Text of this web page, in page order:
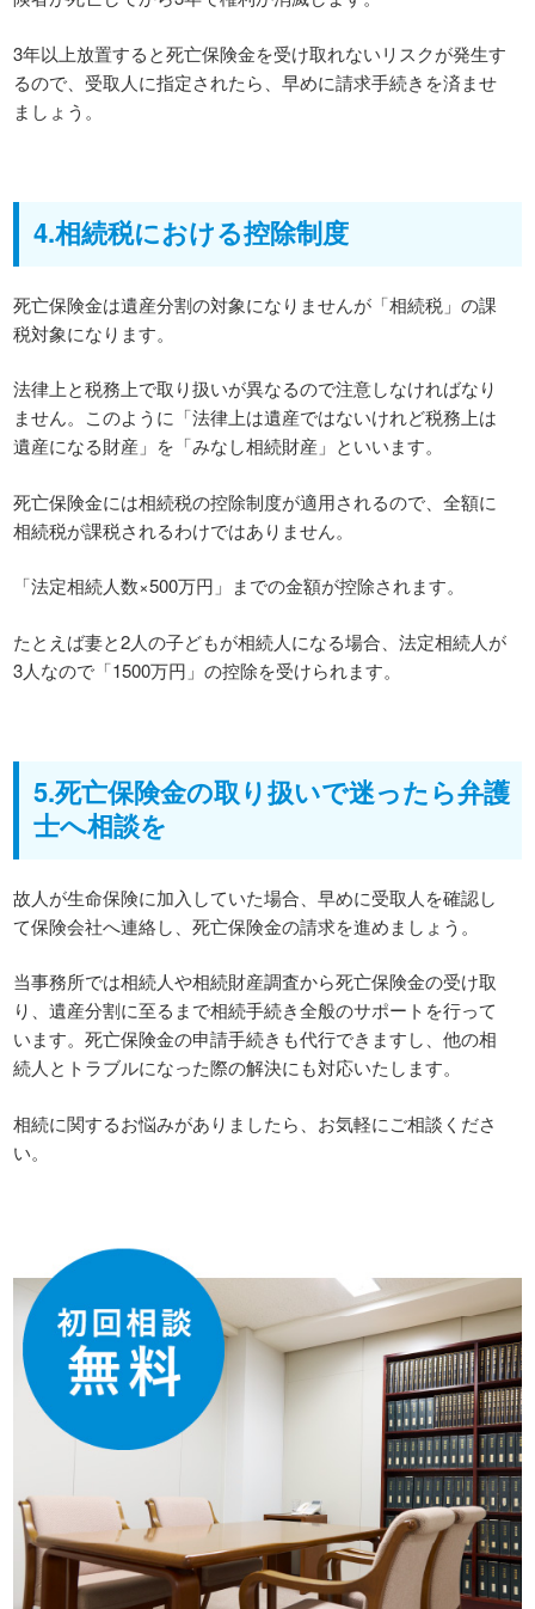
3年以上放置すると死亡保険金を受け取れないリスクが発生す
るので、受取人に指定されたら、早めに請求手続きを済ませ
ましょう。
4.相続税における控除制度
死亡保険金は遺産分割の対象になりませんが「相続税」の課
税対象になります。
法律上と税務上で取り扱いが異なるので注意しなければなり
ません。このように「法律上は遺産ではないけれど税務上は
遺産になる財産」を「みなし相続財産」といいます。
死亡保険金には相続税の控除制度が適用されるので、全額に
相続税が課税されるわけではありません。
「法定相続人数×500万円」までの金額が控除されます。
たとえば妻と2人の子どもが相続人になる場合、法定相続人が
3人なので「1500万円」の控除を受けられます。
5.死亡保険金の取り扱いで迷ったら弁護
士へ相談を
故人が生命保険に加入していた場合、早めに受取人を確認し
て保険会社へ連絡し、死亡保険金の請求を進めましょう。
当事務所では相続人や相続財産調査から死亡保険金の受け取
り、遺産分割に至るまで相続手続き全般のサポートを行って
います。死亡保険金の申請手続きも代行できますし、他の相
続人とトラブルになった際の解決にも対応いたします。
相続に関するお悩みがありましたら、お気軽にご相談くださ
い。